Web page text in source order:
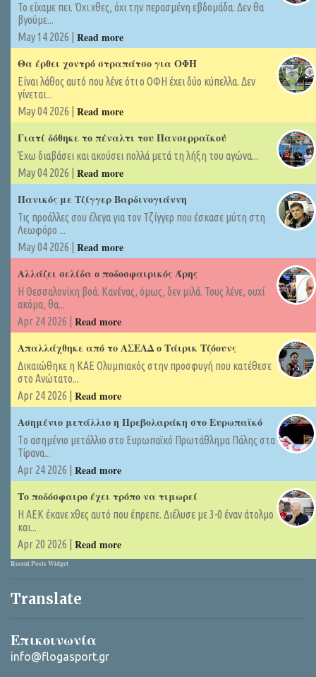
Το είχαμε πει. Όχι χθες, όχι την περασμένη εβδομάδα. Δεν θα
βγούμε...
May 14 2026 | Read more
Θα έρθει χοντρό στραπάτσο για ΟΦΗ
Είναι λάθος αυτό που λένε ότι ο ΟΦΗ έχει δύο κύπελλα. Δεν
γίνεται...
May 04 2026 | Read more
Γιατί δόθηκε το πέναλτι του Πανσερραϊκού
Έχω διαβάσει και ακούσει πολλά μετά τη λήξη του αγώνα...
May 04 2026 | Read more
Πανικός με Τζίγγερ Βαρδινογιάννη
Τις προάλλες σου έλεγα για τον Τζίγγερ που έσκασε μύτη στη
Λεωφόρο ...
May 04 2026 | Read more
Αλλάζει σελίδα ο ποδοσφαιρικός Άρης
Η Θεσσαλονίκη βοά. Κανένας, όμως, δεν μιλά. Τους λένε, ουχί
ακόμα, θα...
Apr 24 2026 | Read more
Απαλλάχθηκε από το ΑΣΕΑΔ ο Τάιρικ Τζόουνς
Δικαιώθηκε η ΚΑΕ Ολυμπιακός στην προσφυγή που κατέθεσε
στο Ανώτατο...
Apr 24 2026 | Read more
Ασημένιο μετάλλιο η Πρεβολαράκη στο Ευρωπαϊκό
Tο ασημένιο μετάλλιο στο Ευρωπαϊκό Πρωτάθλημα Πάλης στα
Τίρανα...
Apr 24 2026 | Read more
Το ποδόσφαιρο έχει τρόπο να τιμωρεί
Η ΑΕΚ έκανε χθες αυτό που έπρεπε. Διέλυσε με 3-0 έναν άτολμο
και...
Apr 20 2026 | Read more
Recent Posts Widget
Translate
Επικοινωνία
info@flogasport.gr